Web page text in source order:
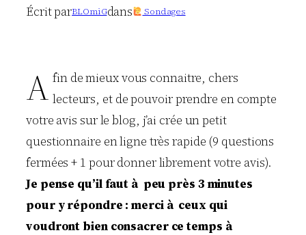
Écrit parBLOmiGdans Sondages
A fin de mieux vous connaitre, chers
lecteurs, et de pouvoir prendre en compte
votre avis sur le blog, j’ai crée un petit
questionnaire en ligne très rapide (9 questions
fermées + 1 pour donner librement votre avis).
Je pense qu’il faut à peu près 3 minutes
pour y répondre : merci à ceux qui
voudront bien consacrer ce temps à